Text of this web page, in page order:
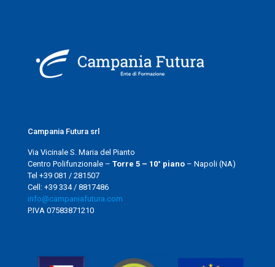
Campania Futura srl
Via Vicinale S. Maria del Pianto
Centro Polifunzionale – Torre 5 – 10° piano – Napoli (NA)
Tel +39 081 / 281507
Cell: +39 334 / 8817486
info@campaniafutura.com
P.IVA 07583871210